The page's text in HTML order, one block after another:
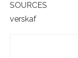
SOURCES
verskaf